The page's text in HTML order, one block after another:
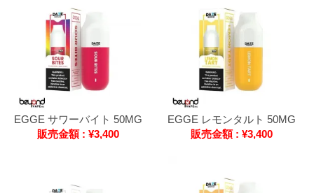
EGGE サワーバイト 50MG
販売金額 : ¥3,400
EGGE レモンタルト 50MG
販売金額 : ¥3,400